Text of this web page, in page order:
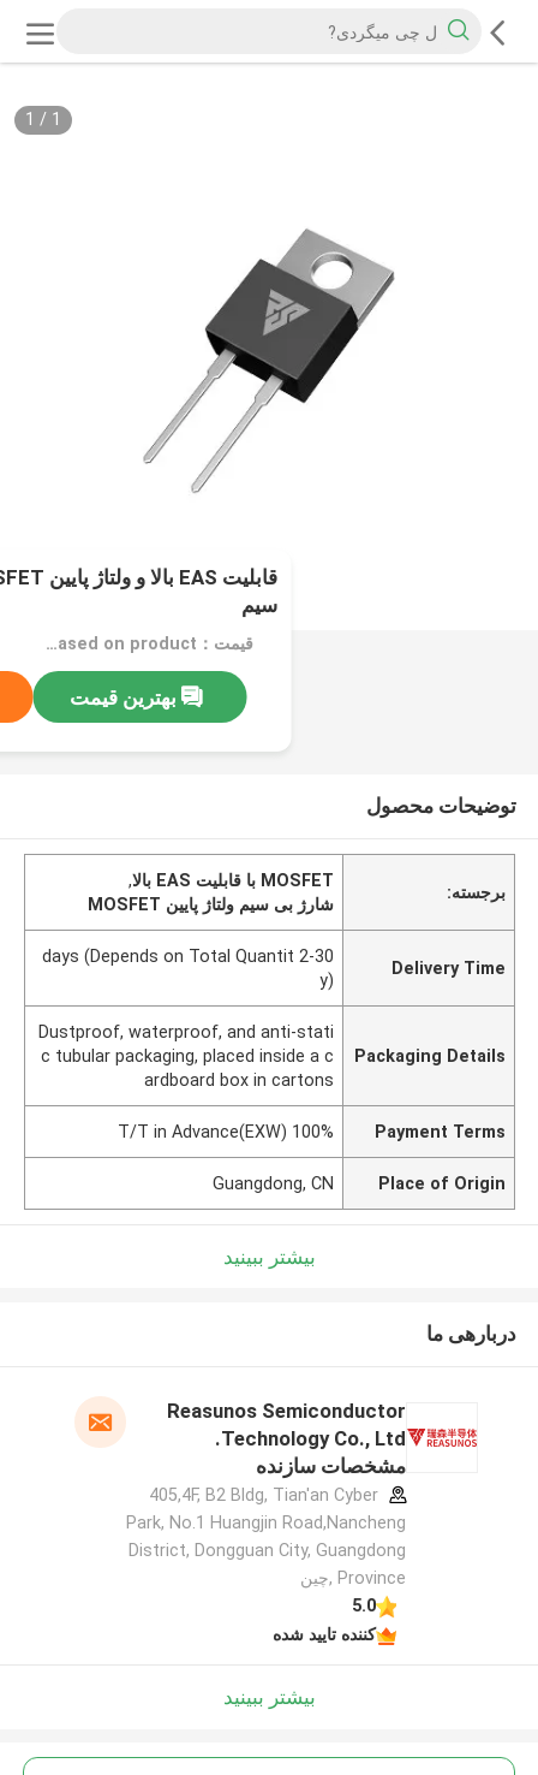
1
/
1
سیم
قیمت：Confirm price based on product
بهترین قیمت
توضیحات محصول
برجسته:
MOSFET با قابلیت EAS بالا
,
شارژ بی سیم ولتاژ پایین MOSFET
Delivery Time
2-30 days (Depends on Total Quantit
y)
Packaging Details
Dustproof, waterproof, and anti-stati
c tubular packaging, placed inside a c
ardboard box in cartons
Payment Terms
100% T/T in Advance(EXW)
Place of Origin
Guangdong, CN
بیشتر ببینید
دربارهی ما
Reasunos Semiconductor
Technology Co., Ltd.
مشخصات سازنده
405,4F, B2 Bldg, Tian'an Cyber
Park, No.1 Huangjin Road,Nancheng
District, Dongguan City, Guangdong
Province ,چین
5.0
کننده تایید شده
بیشتر ببینید